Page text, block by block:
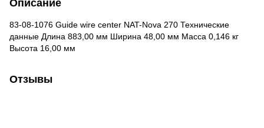
Описание
83-08-1076 Guide wire center NAT-Nova 270 Технические
данные Длина 883,00 мм Ширина 48,00 мм Масса 0,146 кг
Высота 16,00 мм
Отзывы